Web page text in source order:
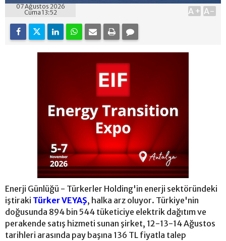
07 Ağustos 2026
Cuma 13:52
A+ A-
Enerji Günlüğü - Türkerler Holding'in enerji sektöründeki
iştiraki Türker VEYAŞ, halka arz oluyor. Türkiye'nin
doğusunda 894 bin 544 tüketiciye elektrik dağıtım ve
perakende satış hizmeti sunan şirket, 12-13-14 Ağustos
tarihleri arasında pay başına 136 TL fiyatla talep